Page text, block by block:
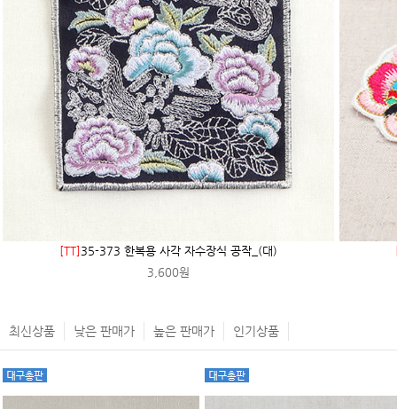
[TT] 35-373 한복용 사각 자수장식 공작_(대)
3,600원
최신상품 낮은 판매가 높은 판매가 인기상품